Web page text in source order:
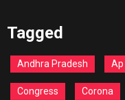
Tagged
Andhra Pradesh Ap
Congress Corona